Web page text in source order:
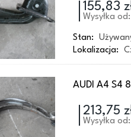
155,83
Wysyłka
Stan:
Lokalizacja:
AUDI A4 S4
213,75
Wysyłka